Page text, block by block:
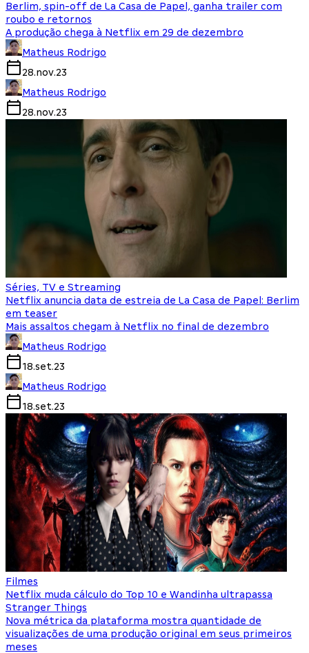
Berlim, spin-off de La Casa de Papel, ganha trailer com
roubo e retornos
A produção chega à Netflix em 29 de dezembro
Matheus Rodrigo
28.nov.23
Matheus Rodrigo
28.nov.23
Séries, TV e Streaming
Netflix anuncia data de estreia de La Casa de Papel: Berlim
em teaser
Mais assaltos chegam à Netflix no final de dezembro
Matheus Rodrigo
18.set.23
Matheus Rodrigo
18.set.23
Filmes
Netflix muda cálculo do Top 10 e Wandinha ultrapassa
Stranger Things
Nova métrica da plataforma mostra quantidade de
visualizações de uma produção original em seus primeiros
meses